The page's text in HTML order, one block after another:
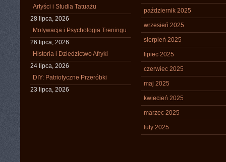
Artyści i Studia Tatuażu
28 lipca, 2026
Motywacja i Psychologia Treningu
26 lipca, 2026
Historia i Dziedzictwo Afryki
24 lipca, 2026
DIY: Patriotyczne Przeróbki
23 lipca, 2026
październik 2025
wrzesień 2025
sierpień 2025
lipiec 2025
czerwiec 2025
maj 2025
kwiecień 2025
marzec 2025
luty 2025